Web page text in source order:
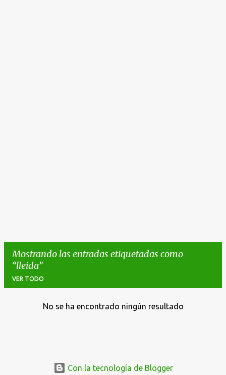
Mostrando las entradas etiquetadas como
lleida
VER TODO
No se ha encontrado ningún resultado
Con la tecnología de Blogger